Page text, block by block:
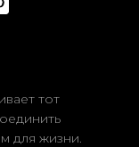
тот
для жизни.